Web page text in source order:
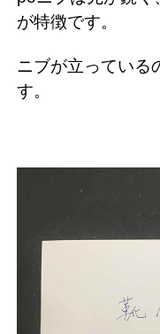
が特徴です。
ニブが立っている
す。